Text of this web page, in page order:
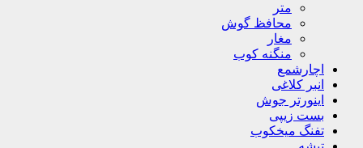
متر
محافظ گوش
مغار
منگنه کوب
اچارشمع
انبر کلاغی
اینورتر جوش
بست زیپی
تفنگ میخکوب